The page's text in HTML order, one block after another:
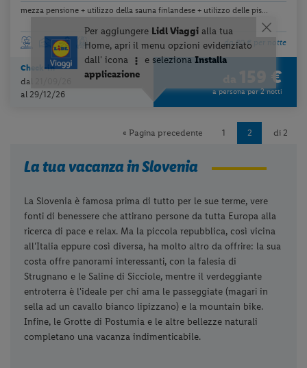
mezza pensione + utilizzo della sauna finlandese + utilizzo delle pis...
da 80 € per notte
Check-in
dal 21/09/26
al 29/12/26
159 €
a persona per 2 notti
« Pagina precedente 1 2 di 2
La tua vacanza in Slovenia
La Slovenia è famosa prima di tutto per le sue terme, vere
fonti di benessere che attirano persone da tutta Europa alla
ricerca di pace e relax. Ma la piccola repubblica, così vicina
all'Italia eppure così diversa, ha molto altro da offrire: la sua
costa offre panorami interessanti, con la falesia di
Strugnano e le Saline di Sicciole, mentre il verdeggiante
entroterra è l'ideale per chi ama le passeggiate (magari in
sella ad un cavallo bianco lipizzano) e la mountain bike.
Infine, le Grotte di Postumia e le altre bellezze naturali
completano una vacanza indimenticabile.